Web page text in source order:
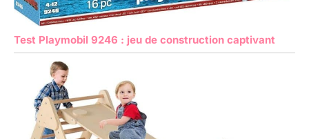
Test Playmobil 9246 : jeu de construction captivant